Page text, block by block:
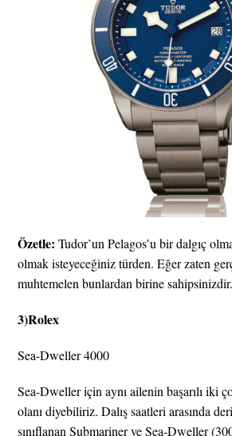
Özetle:Tudor’un Pelagos’u bir dalgıç
olmak isteyeceğiniz türden. Eğer zaten
muhtemelen bunlardan birine sahipsinizdir.
3)Rolex
Sea-Dweller 4000
Sea-Dweller için aynı ailenin başarılı iki
olanı diyebiliriz. Dalış saatleri arasında
sınıflanan Submariner ve Sea-Dweller